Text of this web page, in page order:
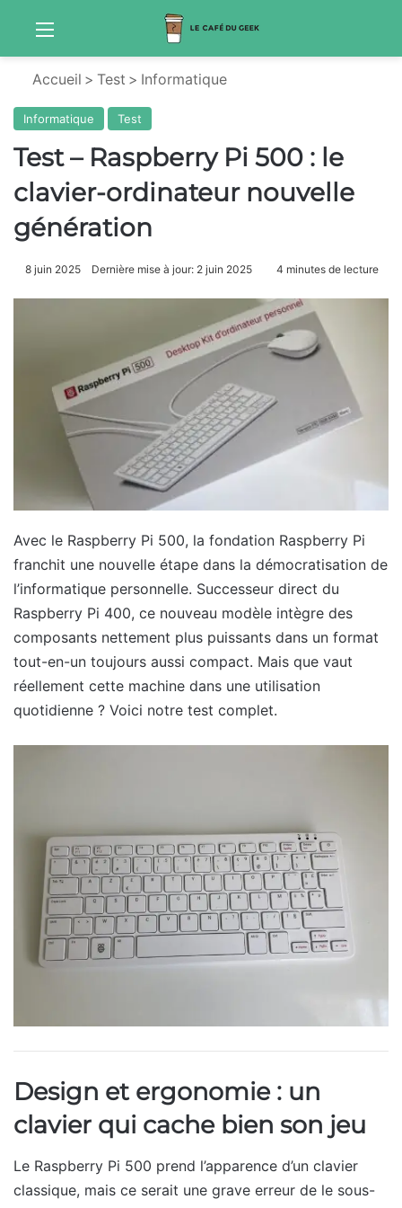
Menu
Accueil > Test > Informatique
Informatique Test
Test – Raspberry Pi 500 : le
clavier-ordinateur nouvelle
génération
8 juin 2025 Dernière mise à jour: 2 juin 2025 4 minutes de lecture
Avec le Raspberry Pi 500, la fondation Raspberry Pi
franchit une nouvelle étape dans la démocratisation de
l’informatique personnelle. Successeur direct du
Raspberry Pi 400, ce nouveau modèle intègre des
composants nettement plus puissants dans un format
tout-en-un toujours aussi compact. Mais que vaut
réellement cette machine dans une utilisation
quotidienne ? Voici notre test complet.
Design et ergonomie : un
clavier qui cache bien son jeu
Le Raspberry Pi 500 prend l’apparence d’un clavier
classique, mais ce serait une grave erreur de le sous-